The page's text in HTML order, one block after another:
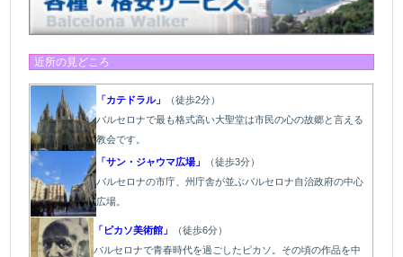
近所の見どころ
「カテドラル」
（徒歩2分）
バルセロナで最も格式高い大聖堂は市民の心の故郷と言える
教会です。
「サン・ジャウマ広場」
（徒歩3分）
バルセロナの市庁、州庁舎が並ぶバルセロナ自治政府の中心
広場。
「ピカソ美術館」
（徒歩6分）
バルセロナで青春時代を過ごしたピカソ。その頃の作品を中